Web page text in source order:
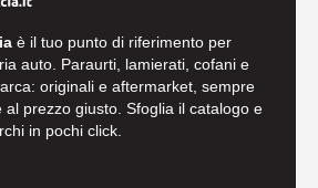
è il tuo punto di riferimento per
auto. Paraurti, lamierati, cofani e
originali e aftermarket, sempre
al prezzo giusto. Sfoglia il catalogo e
in pochi click.